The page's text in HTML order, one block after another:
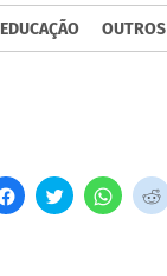
EDUCAÇÃO OUTROS